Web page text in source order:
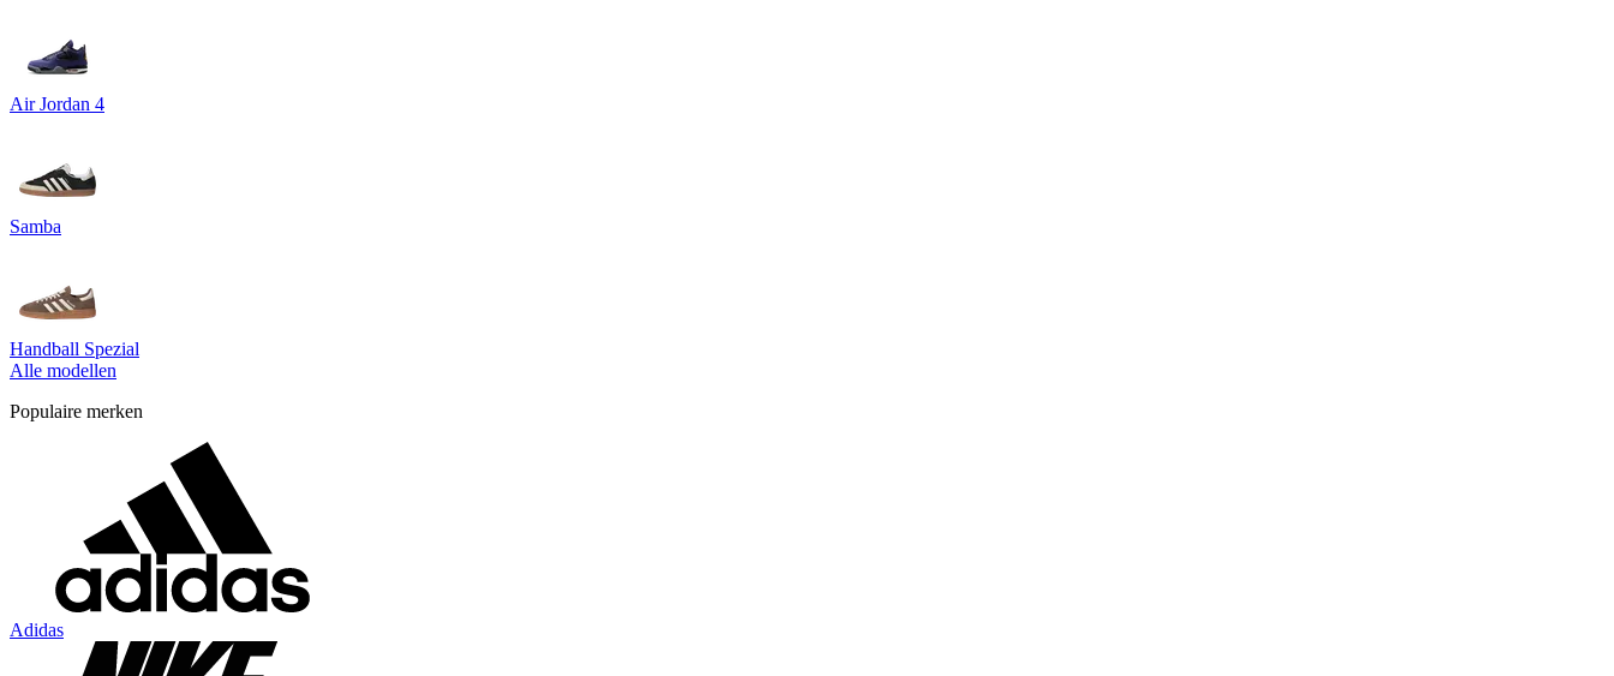
Air Jordan 4
Samba
Handball Spezial
Alle modellen
Populaire merken
Adidas